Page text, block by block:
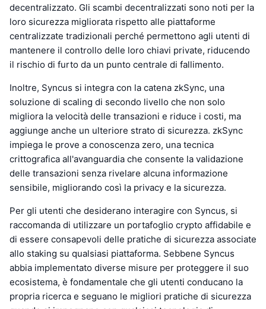
decentralizzato. Gli scambi decentralizzati sono noti per la
loro sicurezza migliorata rispetto alle piattaforme
centralizzate tradizionali perché permettono agli utenti di
mantenere il controllo delle loro chiavi private, riducendo
il rischio di furto da un punto centrale di fallimento.
Inoltre, Syncus si integra con la catena zkSync, una
soluzione di scaling di secondo livello che non solo
migliora la velocità delle transazioni e riduce i costi, ma
aggiunge anche un ulteriore strato di sicurezza. zkSync
impiega le prove a conoscenza zero, una tecnica
crittografica all'avanguardia che consente la validazione
delle transazioni senza rivelare alcuna informazione
sensibile, migliorando così la privacy e la sicurezza.
Per gli utenti che desiderano interagire con Syncus, si
raccomanda di utilizzare un portafoglio crypto affidabile e
di essere consapevoli delle pratiche di sicurezza associate
allo staking su qualsiasi piattaforma. Sebbene Syncus
abbia implementato diverse misure per proteggere il suo
ecosistema, è fondamentale che gli utenti conducano la
propria ricerca e seguano le migliori pratiche di sicurezza